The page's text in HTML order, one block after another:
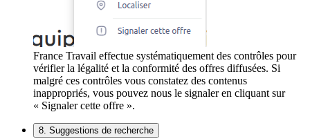
France Travail effectue systématiquement des contrôles pour
vérifier la légalité et la conformité des offres diffusées. Si
malgré ces contrôles vous constatez des contenus
inappropriés, vous pouvez nous le signaler en cliquant sur
« Signaler cette offre ».
8. Suggestions de recherche